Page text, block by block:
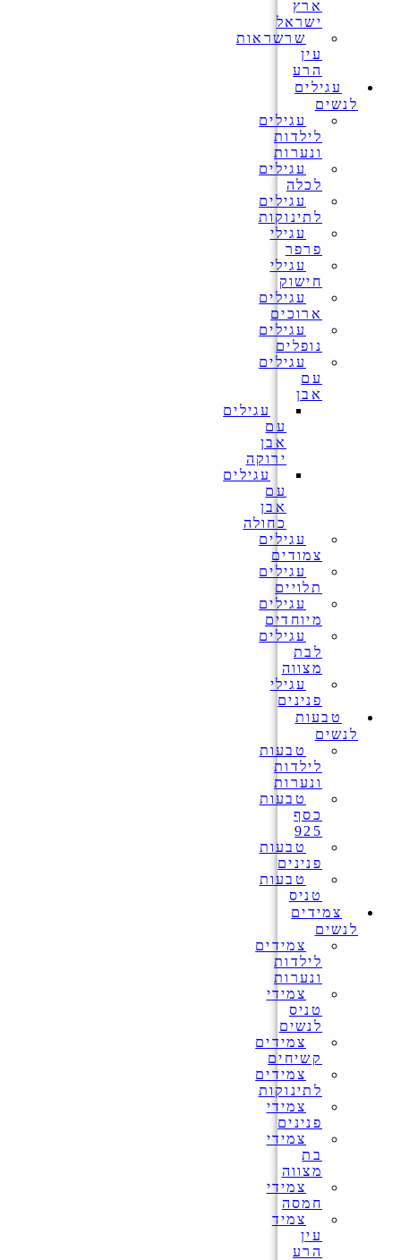
ארץ
ישראל
שרשראות
עין
הרע
עגילים
לנשים
עגילים
לילדות
ונערות
עגילים
לכלה
עגילים
לתינוקות
עגילי
פרפר
עגילי
חישוק
עגילים
ארוכים
עגילים
נופלים
עגילים
עם
אבן
עגילים
עם
אבן
ירוקה
עגילים
עם
אבן
כחולה
עגילים
צמודים
עגילים
תלויים
עגילים
מיוחדים
עגילים
לבת
מצווה
עגילי
פנינים
טבעות
לנשים
טבעות
לילדות
ונערות
טבעות
כסף
925
טבעות
פנינים
טבעות
טניס
צמידים
לנשים
צמידים
לילדות
ונערות
צמידי
טניס
לנשים
צמידים
קשיחים
צמידים
לתינוקות
צמידי
פנינים
צמידי
בת
מצווה
צמידי
חמסה
צמיד
עין
הרע